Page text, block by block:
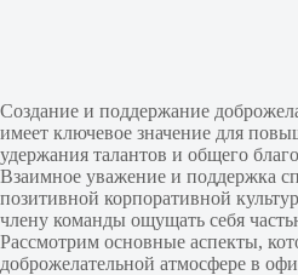
Создание и поддержание
имеет ключевое значение для
удержания талантов и общего
Взаимное уважение и поддержка
позитивной корпоративной
члену команды ощущать себя
Рассмотрим основные аспекты,
доброжелательной атмосфере в